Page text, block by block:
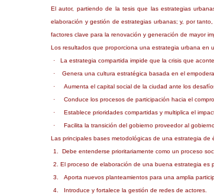
El autor, partiendo de la tesis que las estrategias
elaboración y gestión de estrategias urbanas; y, por
factores clave para la renovación y generación de mayor
Los resultados que proporciona una estrategia urbana en
·La estrategia compartida impide que la crisis que
·Genera una cultura estratégica basada en el
·Aumenta el capital social de la ciudad ante los
·Conduce los procesos de participación hacia el
·Establece prioridades compartidas y multiplica el
·Facilita la transición del gobierno proveedor al
Las principales bases metodológicas de una estrategia de
1.Debe entenderse prioritariamente como un proceso
2.El proceso de elaboración de una buena estrategia es
3.Aporta nuevos planteamientos para una amplia
4. Introduce y fortalece la gestión de redes de actores.